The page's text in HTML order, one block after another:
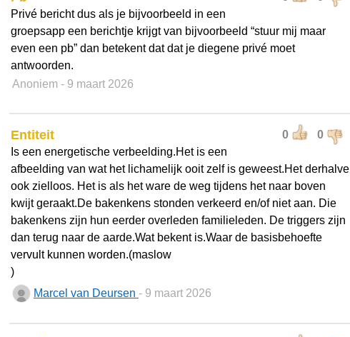
Privé bericht dus als je bijvoorbeeld in een
groepsapp een berichtje krijgt van bijvoorbeeld “stuur mij maar
even een pb” dan betekent dat dat je diegene privé moet
antwoorden.
Anoniem - 9 maart 2026
0 0
Entiteit
Is een energetische verbeelding.Het is een
afbeelding van wat het lichamelijk ooit zelf is geweest.Het derhalve
ook zielloos. Het is als het ware de weg tijdens het naar boven
kwijt geraakt.De bakenkens stonden verkeerd en/of niet aan. Die
bakenkens zijn hun eerder overleden familieleden. De triggers zijn
dan terug naar de aarde.Wat bekent is.Waar de basisbehoefte
vervult kunnen worden.(maslow
)
Marcel van Deursen - 9 maart 2026